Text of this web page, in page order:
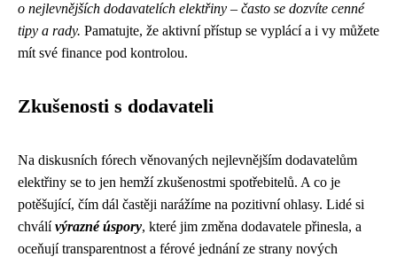
o nejlevnějších dodavatelích elektřiny – často se dozvíte cenné
tipy a rady. Pamatujte, že aktivní přístup se vyplácí a i vy můžete
mít své finance pod kontrolou.
Zkušenosti s dodavateli
Na diskusních fórech věnovaných nejlevnějším dodavatelům
elektřiny se to jen hemží zkušenostmi spotřebitelů. A co je
potěšující, čím dál častěji narážíme na pozitivní ohlasy. Lidé si
chválívýrazné úspory, které jim změna dodavatele přinesla, a
oceňují transparentnost a férové jednání ze strany nových